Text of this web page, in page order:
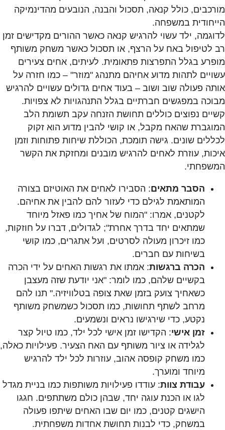
מורכבים, כולל קנאה, תסכול והבנה, הנובעים מהדינמיקה
הייחודית במשפחה.
לדוגמה, ילד עשוי להרגיש קנאה כאשר ההורים מקדישים זמן
רב לטיפול באח על הרצף, או תסכול כאשר משחק משותף
מופרע בגלל התפרצות פתאומית. לעיתים, אחים צעירים
עשויים לתהות מדוע אחיהם מתנהג "מוזר" – כמו חזרה על
אותה פעולה שוב ושוב – בעוד אחים גדולים עשויים להרגיש
מבוכה במפגשים חברתיים בגלל התנהגויות לא צפויות.
קשיים נפוצים כוללים תחושת הזנחה עקב תשומת הלב
המוגברת שהאח מקבל, או קושי להבין מדוע הוא זקוק
לכללים שונים. גישה תומכת, הכוללת שיחות פתוחות וזמן
איכות, עוזרת לאחים להרגיש מובנים ומחזקת את הקשר
המשפחתי.
הסבר מתאים: הסבירו לאחים את האוטיזם בצורה
המותאמת לגילם כדי לעזור להם להבין את אחיהם.
לקטנים, אמרו: "המוח של אחיך כמו פאזל מיוחד
שמתאים יחד בדרך אחרת"; לגדולים, דברו על חוזקות,
כמו זיכרון מעולה לסרטים, ועל אתגרים, כמו קושי
בשיחות עם חברים.
הכרה ברגשות: אמתו את רגשות האחים על ידי הכרה
בקשיים שלהם, כמו לומר: "אני יודעת שזה מעצבן
כשאחיך צועק בזמן שאת צופה בטלוויזיה." תנו להם
מרחב לשתף תחושות, כמו תסכול כשמשחק משותף
נקטע, כדי שירגישו נראים ונשמעים.
זמן אישי: הקדישו זמן אישי לכל ילד, כמו טיול קצר
לגלידה או ציור משותף עם האח הצעיר. פעילויות כאלה,
כמו משחק קופסה אהוב, עוזרות לכל ילד להרגיש
מיוחד ומוערך.
עבודת צוות: עודדו פעילויות משותפות כמו בניית מגדל
לגו או הכנת עוגה יחד, שבהן כולם משתתפים. חגגו
הישגים קטנים, כמו יום שבו האחים שיתפו פעולה
במשחק, כדי לבנות תחושת אחדות משפחתית.